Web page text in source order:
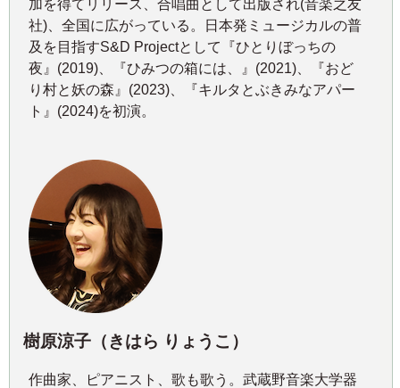
加を得てリリース、合唱曲として出版され(音楽之友
社)、全国に広がっている。日本発ミュージカルの普
及を目指すS&D Projectとして『ひとりぼっちの
夜』(2019)、『ひみつの箱には、』(2021)、『おど
り村と妖の森』(2023)、『キルタとぶきみなアパー
ト』(2024)を初演。
樹原涼子（きはら りょうこ）
作曲家、ピアニスト、歌も歌う。武蔵野音楽大学器